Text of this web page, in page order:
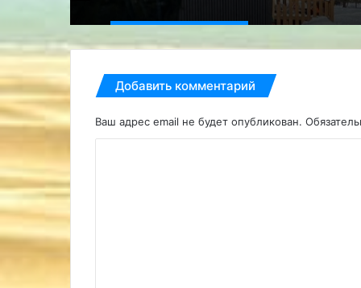
Добавить комментарий
Ваш адрес email не будет опубликован.